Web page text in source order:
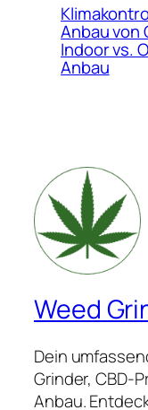
Anbau von
Indoor vs.
Anbau
Weed
Dein
Grinder, CBD-
Anbau.